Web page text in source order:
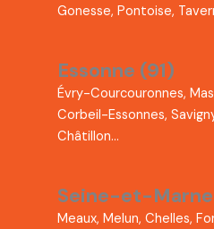
Gonesse, Pontoise,
Essonne (91)
Évry-Courcouronnes,
Corbeil-Essonnes,
Châtillon…
Seine-et-
Meaux, Melun, Chelles,